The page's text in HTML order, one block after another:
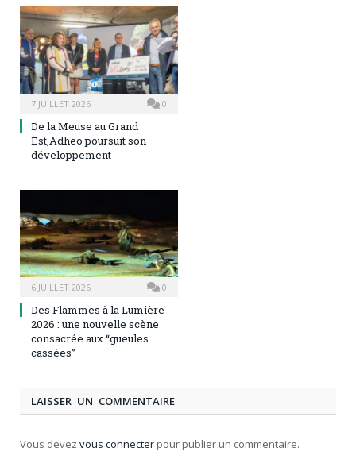
7 JUILLET 2026 0
De la Meuse au Grand
Est,Adheo poursuit son
développement
6 JUILLET 2026 0
Des Flammes à la Lumière
2026 : une nouvelle scène
consacrée aux “gueules
cassées”
LAISSER UN COMMENTAIRE
Vous devez vous connecter pour publier un commentaire.